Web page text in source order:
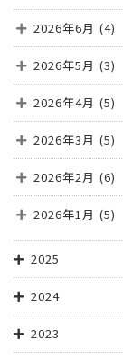
2026年6月 (4)
2026年5月 (3)
2026年4月 (5)
2026年3月 (5)
2026年2月 (6)
2026年1月 (5)
2025
2024
2023